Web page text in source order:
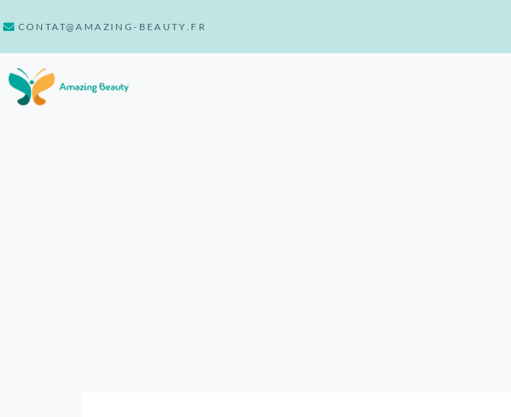
CONTAT@AMAZING-BEAUTY.FR